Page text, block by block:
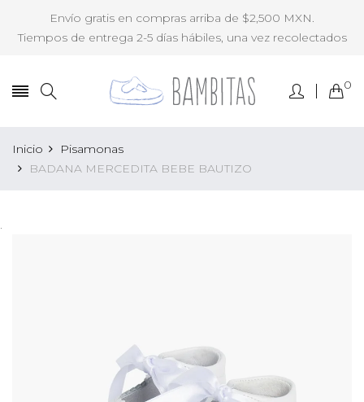
Envío gratis en compras arriba de $2,500 MXN.
Tiempos de entrega 2-5 días hábiles, una vez recolectados
0
Inicio
Pisamonas
BADANA MERCEDITA BEBE BAUTIZO
.